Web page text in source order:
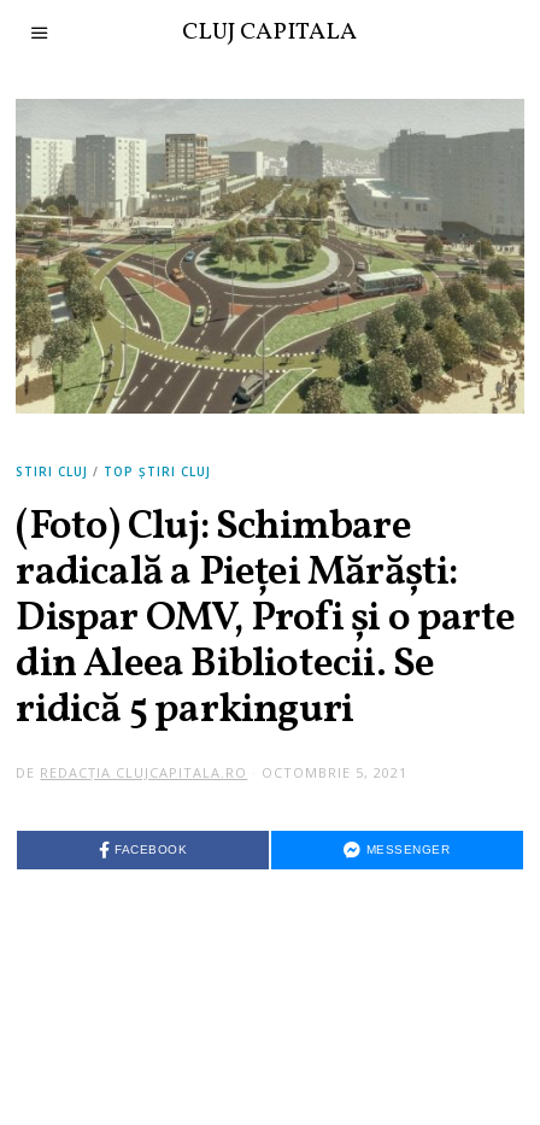
CLUJ CAPITALA
STIRI CLUJ / TOP ȘTIRI CLUJ
(Foto) Cluj: Schimbare
radicală a Pieței Mărăști:
Dispar OMV, Profi și o parte
din Aleea Bibliotecii. Se
ridică 5 parkinguri
DE REDACȚIA CLUJCAPITALA.RO OCTOMBRIE 5, 2021
M
FACEBOOK MESSENGER